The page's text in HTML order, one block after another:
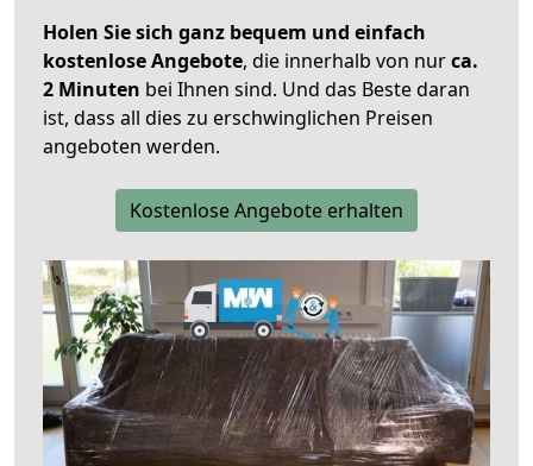
Holen Sie sich ganz bequem und einfach
kostenlose Angebote, die innerhalb von nurca.
2 Minuten bei Ihnen sind. Und das Beste daran
ist, dass all dies zu erschwinglichen Preisen
angeboten werden.
Kostenlose Angebote erhalten